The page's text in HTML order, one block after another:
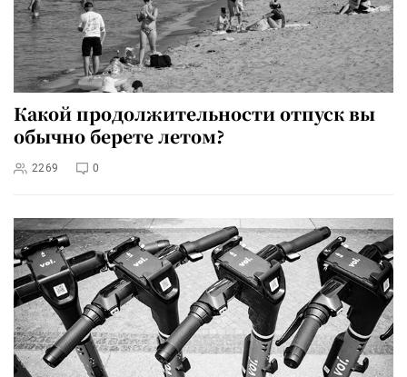
Какой продолжительности отпуск вы
обычно берете летом?
2269 0